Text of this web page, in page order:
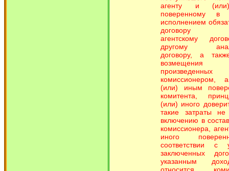
агенту и
поверенному в
исполнением
договору
агентскому
другому
договору, а
возмещения
произведенных
комиссионером,
(или) иным
комитента,
(или) иного
такие затраты не
включению в
комиссионера,
иного
соответствии с
заключенных
указанным